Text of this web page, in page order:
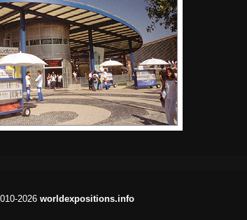
2026 worldexpositions.info